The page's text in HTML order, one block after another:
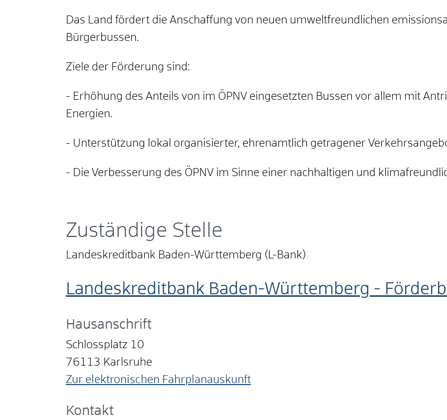
Das Land fördert die Anschaffung von neuen umweltfreundlichen
Bürgerbussen.
Ziele der Förderung sind:
- Erhöhung des Anteils von im ÖPNV eingesetzten Bussen vor allem mit
Energien.
- Unterstützung lokal organisierter, ehrenamtlich getragener
- Die Verbesserung des ÖPNV im Sinne einer nachhaltigen und
Zuständige Stelle
Landeskreditbank Baden-Württemberg (L-Bank)
Landeskreditbank Baden-Württemberg -
Hausanschrift
Schlossplatz 10
76113 Karlsruhe
Zur elektronischen Fahrplanauskunft
Kontakt